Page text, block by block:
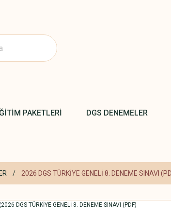
PAKETLERİ DGS DENEMELER
2026 DGS TÜRKİYE GENELİ 8. DENEME SINAVI